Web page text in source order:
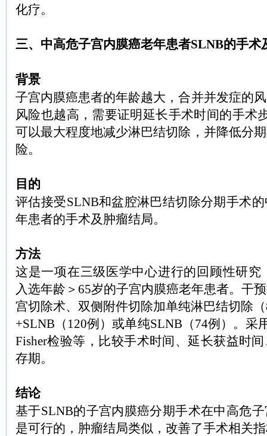
化疗。
三、中高危子宫内膜癌老年患者SLNB的手术
背景
子宫内膜癌患者的年龄越大，合并并发症的
风险也越高，需要证明延长手术时间的手术
可以最大程度地减少淋巴结切除，并降低分
险。
目的
评估接受SLNB和盆腔淋巴结切除分期手术
年患者的手术及肿瘤结局。
方法
这是一项在三级医学中心进行的回顾性研究
入选年龄＞65岁的子宫内膜癌老年患者。干
宫切除术、双侧附件切除加单纯淋巴结切除
+SLNB（120例）或单纯SLNB（74例）。采
Fisher检验等，比较手术时间、延长获益时
存期。
结论
基于SLNB的子宫内膜癌分期手术在中高危
是可行的，肿瘤结局类似，改善了手术相关